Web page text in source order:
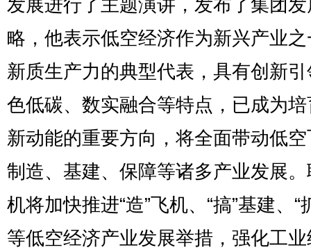
发展进行了主题演讲，发布了集团
略，他表示低空经济作为新兴产业
新质生产力的典型代表，具有创新
色低碳、数实融合等特点，已成为
新动能的重要方向，将全面带动低
制造、基建、保障等诸多产业发展
机将加快推进“造”飞机、“搞”基建、“
等低空经济产业发展举措，强化工